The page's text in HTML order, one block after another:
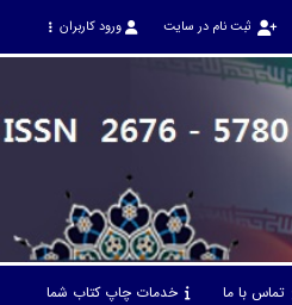
ثبت نام در سایت ورود کاربران
تماس با ما خدمات چاپ کتاب شما